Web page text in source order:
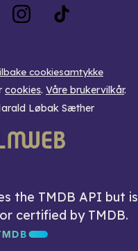
cookiesamtykke
cookies. Våre brukervilkår.
Løbak Sæther
the TMDB API but is
certified by TMDB.